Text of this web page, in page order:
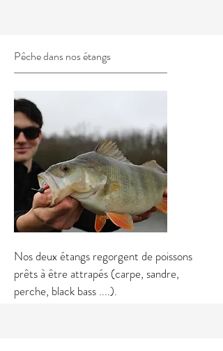
Pêche dans nos étangs
Nos deux étangs regorgent de poissons
prêts à être attrapés (carpe, sandre,
perche, black bass ....).